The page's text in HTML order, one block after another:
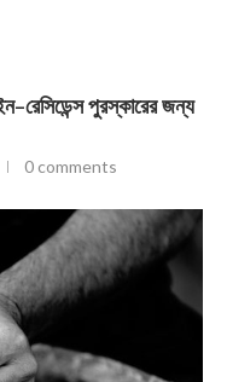
রেসিডেন্স পুরস্কারের জন্য
0 comments